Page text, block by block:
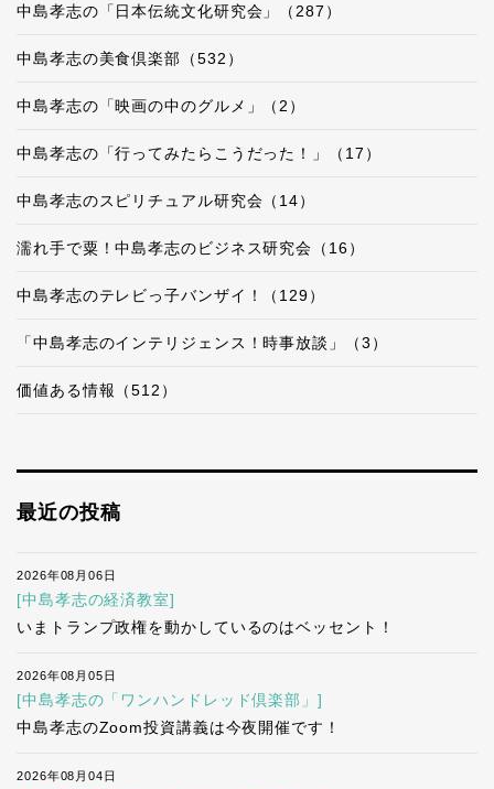
中島孝志の「日本伝統文化研究会」（287）
中島孝志の美食倶楽部（532）
中島孝志の「映画の中のグルメ」（2）
中島孝志の「行ってみたらこうだった！」（17）
中島孝志のスピリチュアル研究会（14）
濡れ手で粟！中島孝志のビジネス研究会（16）
中島孝志のテレビっ子バンザイ！（129）
「中島孝志のインテリジェンス！時事放談」（3）
価値ある情報（512）
最近の投稿
2026年08月06日
[中島孝志の経済教室]
いまトランプ政権を動かしているのはベッセント！
2026年08月05日
[中島孝志の「ワンハンドレッド倶楽部」]
中島孝志のZoom投資講義は今夜開催です！
2026年08月04日